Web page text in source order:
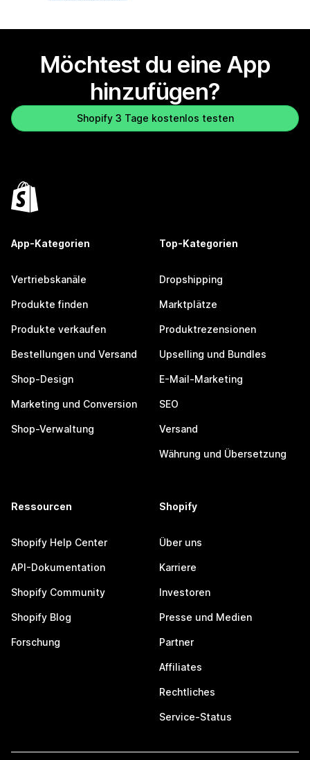
Möchtest du eine App
hinzufügen?
Shopify 3 Tage kostenlos testen
App-Kategorien
Vertriebskanäle
Produkte finden
Produkte verkaufen
Bestellungen und Versand
Shop-Design
Marketing und Conversion
Shop-Verwaltung
Top-Kategorien
Dropshipping
Marktplätze
Produktrezensionen
Upselling und Bundles
E-Mail-Marketing
SEO
Versand
Währung und Übersetzung
Ressourcen
Shopify Help Center
API-Dokumentation
Shopify Community
Shopify Blog
Forschung
Shopify
Über uns
Karriere
Investoren
Presse und Medien
Partner
Affiliates
Rechtliches
Service-Status